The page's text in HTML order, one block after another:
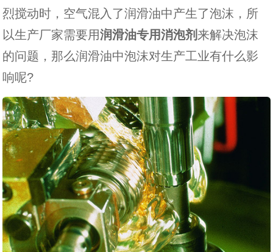
烈搅动时，空气混入了润滑油中产生了泡沫，所
以生产厂家需要用润滑油专用消泡剂 来解决泡沫
的问题，那么润滑油中泡沫对生产工业有什么影
响呢?